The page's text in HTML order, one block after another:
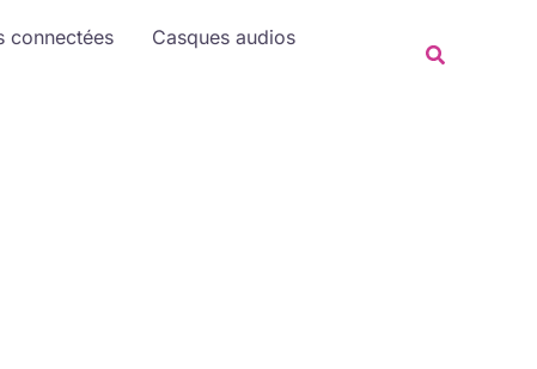
connectées
Casques audios